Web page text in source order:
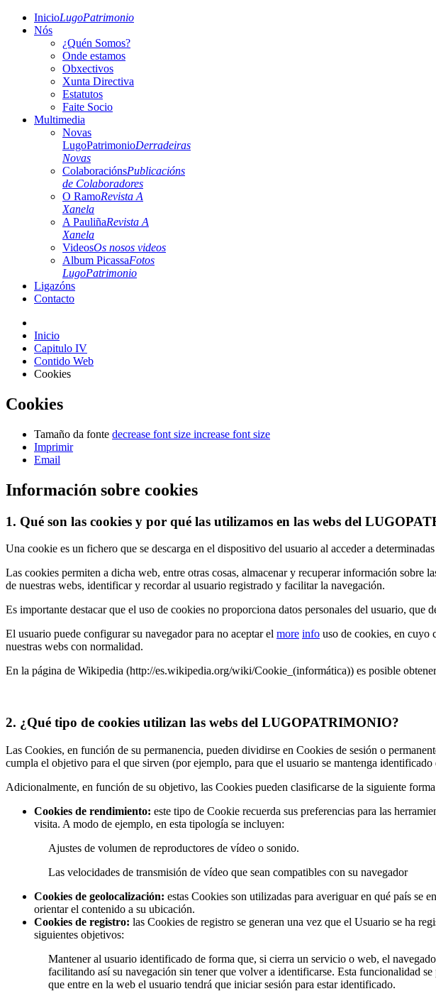
InicioLugoPatrimonio
Nós
¿Quén Somos?
Onde estamos
Obxectivos
Xunta Directiva
Estatutos
Faite Socio
Multimedia
Novas
LugoPatrimonioDerradeiras
Novas
ColaboraciónsPublicacións
de Colaboradores
O RamoRevista A
Xanela
A PauliñaRevista A
Xanela
VideosOs nosos videos
Album PicassaFotos
LugoPatrimonio
Ligazóns
Contacto
Inicio
Capitulo IV
Contido Web
Cookies
Cookies
Tamaño da fonte decrease font size increase font size
Imprimir
Email
Información sobre cookies
1. Qué son las cookies y por qué las utilizamos en las webs del
Una cookie es un fichero que se descarga en el dispositivo del usuario al acceder a
Las cookies permiten a dicha web, entre otras cosas, almacenar y recuperar información
de nuestras webs, identificar y recordar al usuario registrado y facilitar la navegación.
Es importante destacar que el uso de cookies no proporciona datos personales del usuario,
El usuario puede configurar su navegador para no aceptar el more info uso de cookies, en cuyo
nuestras webs con normalidad.
En la página de Wikipedia (http://es.wikipedia.org/wiki/Cookie_(informática)) es posible
2. ¿Qué tipo de cookies utilizan las webs del LUGOPATRIMONIO?
Las Cookies, en función de su permanencia, pueden dividirse en Cookies de sesión o
cumpla el objetivo para el que sirven (por ejemplo, para que el usuario se mantenga
Adicionalmente, en función de su objetivo, las Cookies pueden clasificarse de la siguiente
Cookies de rendimiento: este tipo de Cookie recuerda sus preferencias para las
visita. A modo de ejemplo, en esta tipología se incluyen:
Ajustes de volumen de reproductores de vídeo o sonido.
Las velocidades de transmisión de vídeo que sean compatibles con su navegador
Cookies de geolocalización: estas Cookies son utilizadas para averiguar en qué país se
orientar el contenido a su ubicación.
Cookies de registro: las Cookies de registro se generan una vez que el Usuario se ha
siguientes objetivos:
Mantener al usuario identificado de forma que, si cierra un servicio o web, el
facilitando así su navegación sin tener que volver a identificarse. Esta funcionalidad
que entre en la web el usuario tendrá que iniciar sesión para estar identificado.